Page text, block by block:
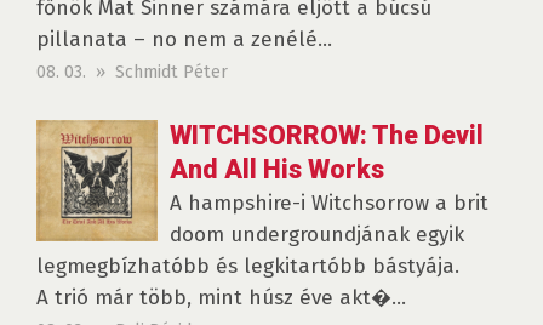
főnök Mat Sinner számára eljött a búcsú
pillanata – no nem a zenélé...
08. 03. » Schmidt Péter
WITCHSORROW: The Devil
And All His Works
A hampshire-i Witchsorrow a brit
doom undergroundjának egyik
legmegbízhatóbb és legkitartóbb bástyája.
A trió már több, mint húsz éve akt�...